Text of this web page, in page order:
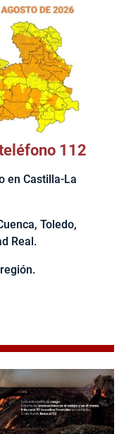
112
en Castilla-La
Toledo,
Real.